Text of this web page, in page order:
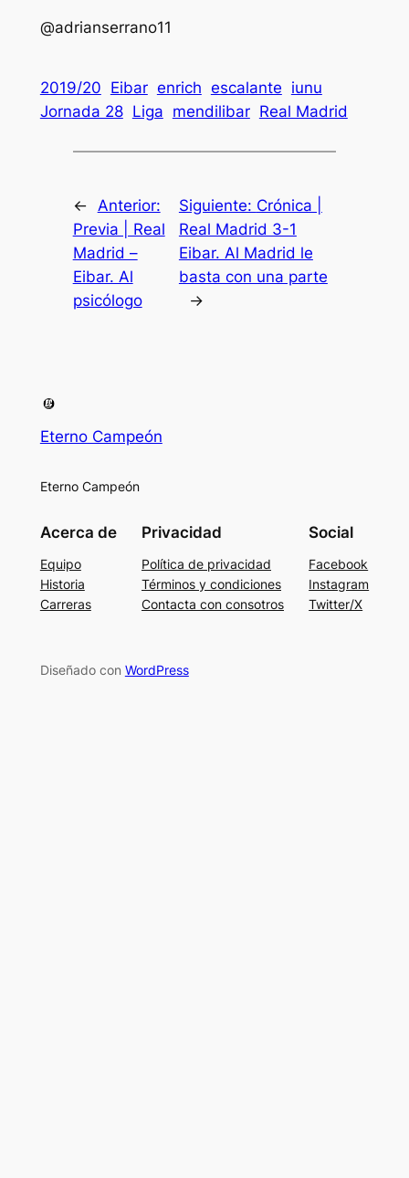
@adrianserrano11
2019/20 Eibar enrich escalante iunu
Jornada 28 Liga mendilibar Real Madrid
← Anterior:
Previa | Real
Madrid –
Eibar. Al
psicólogo
Siguiente: Crónica |
Real Madrid 3-1
Eibar. Al Madrid le
basta con una parte
→
Eterno Campeón
Eterno Campeón
Acerca de
Equipo
Historia
Carreras
Privacidad
Política de privacidad
Términos y condiciones
Contacta con consotros
Social
Facebook
Instagram
Twitter/X
Diseñado con WordPress